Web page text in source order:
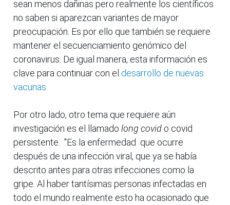
sean menos dañinas pero realmente los científicos
no saben si aparezcan variantes de mayor
preocupación. Es por ello que también se requiere
mantener el secuenciamiento genómico del
coronavirus. De igual manera, esta información es
clave para continuar con el desarrollo de nuevas
vacunas.
Por otro lado, otro tema que requiere aún
investigación es el llamado long covid o covid
persistente. "Es la enfermedad que ocurre
después de una infección viral, que ya se había
descrito antes para otras infecciones como la
gripe. Al haber tantísimas personas infectadas en
todo el mundo realmente esto ha ocasionado que